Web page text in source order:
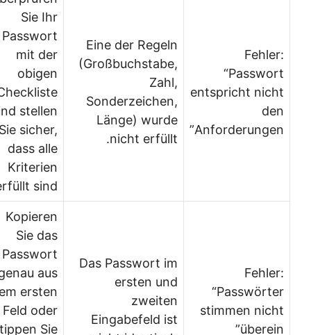
Fehler:
“Passwort
entspricht nicht
den
Anforderungen”
Eine der Regeln
(Großbuchstabe,
Zahl,
Sonderzeichen,
Länge) wurde
nicht erfüllt.
Sie Ihr
Passwort
mit der
obigen
Checkliste
und stellen
Sie sicher,
dass alle
Kriterien
erfüllt sind.
Fehler:
“Passwörter
stimmen nicht
überein”
Das Passwort im
ersten und
zweiten
Eingabefeld ist
Kopieren
Sie das
Passwort
genau aus
dem ersten
Feld oder
tippen Sie